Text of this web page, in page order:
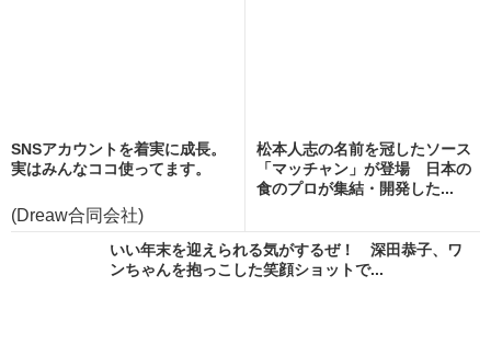
SNSアカウントを着実に成長。
実はみんなココ使ってます。
(Dreaw合同会社)
松本人志の名前を冠したソース
「マッチャン」が登場 日本の
食のプロが集結・開発した...
いい年末を迎えられる気がするぜ！ 深田恭子、ワ
ンちゃんを抱っこした笑顔ショットで...